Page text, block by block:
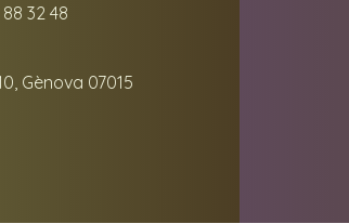
32 48
Gènova 07015